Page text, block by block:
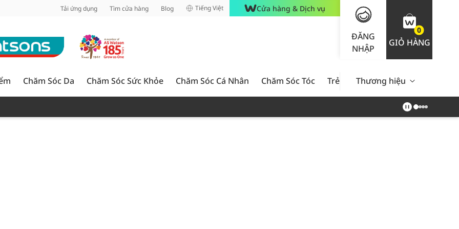
Tải ứng dụng Tìm cửa hàng Blog Tiếng Việt Cửa hàng & Dịch vụ
ĐĂNG
NHẬP
0
GIỎ HÀNG
Chăm Sóc Da Chăm Sóc Sức Khỏe Chăm Sóc Cá Nhân Chăm Sóc Tóc Trẻ Em Nam Giới Chăm Sóc
Thương hiệu